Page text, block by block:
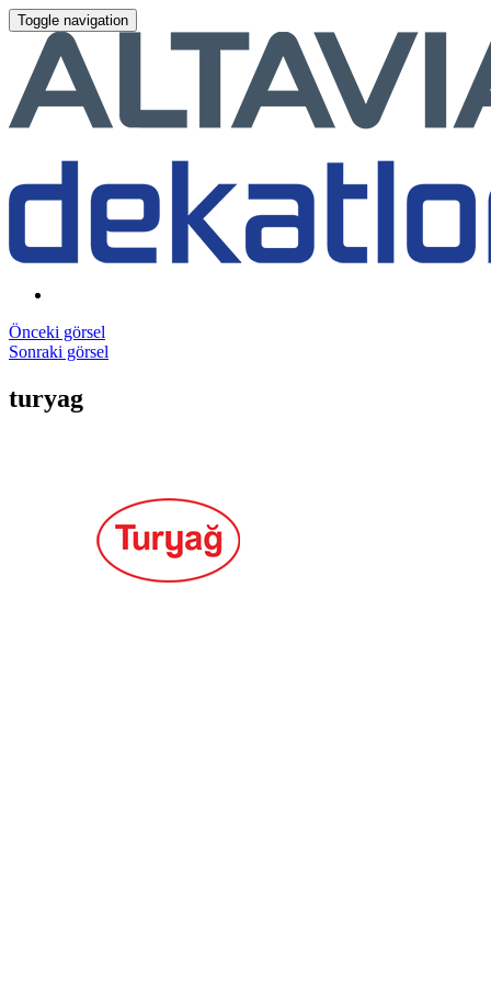
Toggle navigation
Önceki görsel
Sonraki görsel
turyag